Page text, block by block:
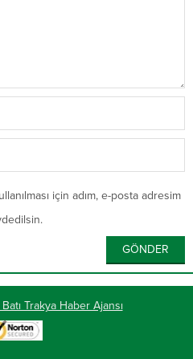
için adım, e-posta adresim
Trakya Haber Ajansı